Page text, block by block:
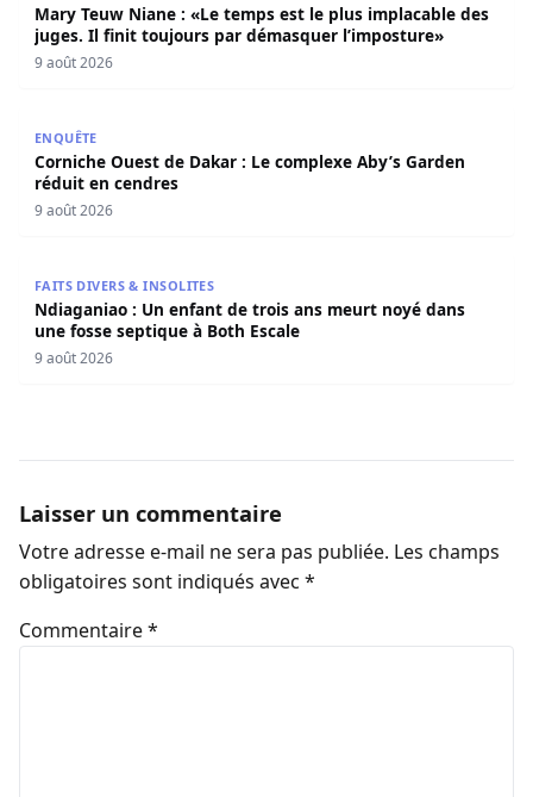
Mary Teuw Niane : «Le temps est le plus implacable des
juges. Il finit toujours par démasquer l’imposture»
9 août 2026
ENQUÊTE
Corniche Ouest de Dakar : Le complexe Aby’s Garden
réduit en cendres
9 août 2026
FAITS DIVERS & INSOLITES
Ndiaganiao : Un enfant de trois ans meurt noyé dans
une fosse septique à Both Escale
9 août 2026
Laisser un commentaire
Votre adresse e-mail ne sera pas publiée. Les champs
obligatoires sont indiqués avec *
Commentaire*